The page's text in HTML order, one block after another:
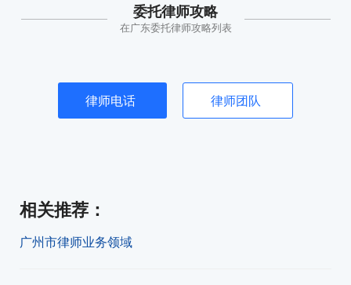
委托律师攻略
在广东委托律师攻略列表
律师电话 律师团队
相关推荐 ：
广州市律师业务领域